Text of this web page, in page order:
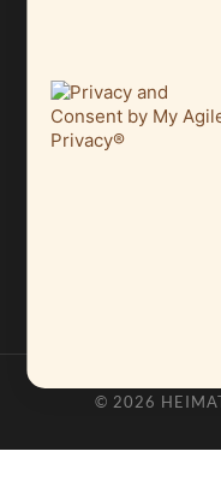
Saisonauftakt nach
Melle punktet beim
27. September 2025
Ein Schaufenster der
Mit vergrößertem
© 2026